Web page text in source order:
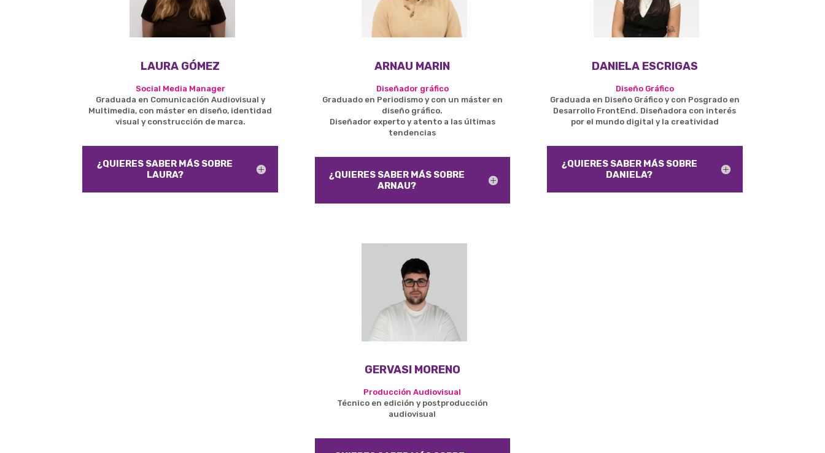
LAURA GÓMEZ
Social Media Manager
Graduada en Comunicación Audiovisual y
Multimedia, con máster en diseño, identidad
visual y construcción de marca.
¿QUIERES SABER MÁS SOBRE
LAURA?
ARNAU MARIN
Diseñador gráfico
Graduado en Periodismo y con un máster en
diseño gráfico.
Diseñador experto y atento a las últimas
tendencias
¿QUIERES SABER MÁS SOBRE
ARNAU?
DANIELA ESCRIGAS
Diseño Gráfico
Graduada en Diseño Gráfico y con Posgrado en
Desarrollo FrontEnd. Diseñadora con interés
por el mundo digital y la creatividad
¿QUIERES SABER MÁS SOBRE
DANIELA?
GERVASI MORENO
Producción Audiovisual
Técnico en edición y postproducción
audiovisual